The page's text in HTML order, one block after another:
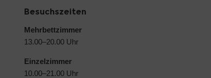
Besuchszeiten
Mehrbettzimmer
13.00–20.00 Uhr
Einzelzimmer
10.00–21.00 Uhr